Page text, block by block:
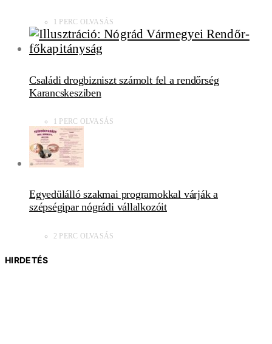
1 PERC OLVASÁS
Családi drogbizniszt számolt fel a rendőrség
Karancskesziben
1 PERC OLVASÁS
Egyedülálló szakmai programokkal várják a
szépségipar nógrádi vállalkozóit
2 PERC OLVASÁS
HIRDETÉS